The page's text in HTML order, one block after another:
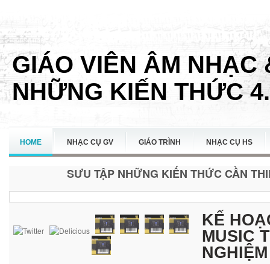
GIÁO VIÊN ÂM NHẠC
NHỮNG KIẾN THỨC
HOME NHẠC CỤ GV GIÁO TRÌNH NHẠC CỤ HS
SƯU TẬP NHỮNG KIẾN THỨC CẦN
KẾ
MUSIC